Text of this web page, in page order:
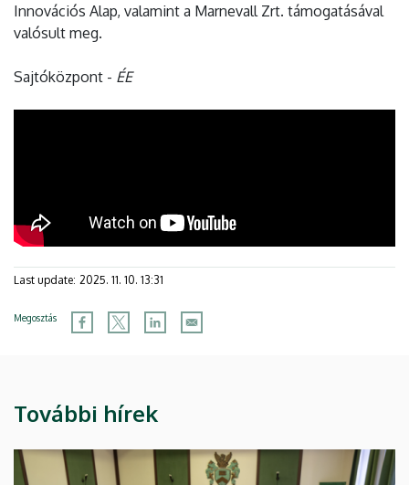
Innovációs Alap, valamint a Marnevall Zrt. támogatásával
valósult meg.
Sajtóközpont - ÉE
Last update: 2025. 11. 10. 13:31
Megosztás
További hírek